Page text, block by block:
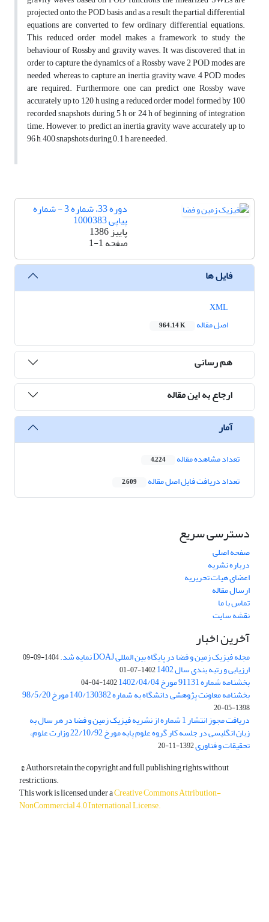
projected onto the POD basis and as a result the partial differential
equations are converted to few ordinary differential equations.
This reduced order model makes a framework to study the
behaviour of Rossby and gravity waves. It was discovered that, in
order to capture the dynamics of a Rossby wave 2 POD modes are
needed, whereas to capture an inertia gravity wave, 4 POD modes
are required. Furthermore, one can predict one Rossby wave
accurately up to 120 h using a reduced order model formed by 100
recorded snapshots during 5 h or 24 h of beginning of integration
time. However, to predict an inertia gravity wave accurately up to
96 h, 400 snapshots during 0.1 h are needed.
دوره 33، شماره 3 - شماره
پیاپی 1000383
پاییز 1386
صفحه1-1
فایل ها
اصل مقاله
964.14 K
هم رسانی
ارجاع به این مقاله
آمار
تعداد مشاهده مقاله 4,224
تعداد دریافت فایل اصل مقاله 2,609
دسترسی سریع
صفحه اصلی
درباره نشریه
اعضای هیات تحریریه
ارسال مقاله
تماس با ما
نقشه سایت
آخرین اخبار
مجله فیزیک زمین و فضا در پایگاه بین المللی DOAJ نمایه شد. 1404-09-09
ارزیابی و رتبه بندی سال 1402 1402-07-01
بخشنامه شماره 91131 مورخ 1402/04/04 1402-04-04
بخشنامه معاونت پژوهشی دانشگاه به شماره 140/130382 مورخ 98/5/20
1398-05-20
دریافت مجوز انتشار 1 شماره از نشریه فیزیک زمین و فضا در هر سال به
زبان انگلیسی در جلسه کار گروه علوم پایه مورخ 22/10/92 وزارت علوم،
تحقیقات و فناوری1392-11-20
© Authors retain the copyright and full publishing rights without
restrictions.
This work is licensed under aCreative Commons Attribution-
NonCommercial 4.0 International License.